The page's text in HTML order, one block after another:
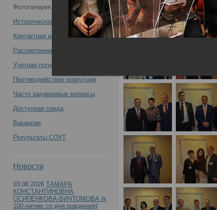
конференция «Организация судебно-
медицинской службы России на
современном этапе: задачи, пути
решения, результаты» -
Всероссийская научно-практическая
России на современном этапе: задачи, пути
Фотогалерея
Историческая справка
Контактная информация
Рассмотрение обращений
Учетная политика учреждения
Противодействие коррупции
Часто задаваемые вопросы
Доступная среда
Вакансии
Результаты СОУТ
Новости
03.08.2026 ТАМАРА
КОНСТАНТИНОВНА
ОСИПЕНКОВА-ВИЧТОМОВА (к
100-летию со дня рождения)